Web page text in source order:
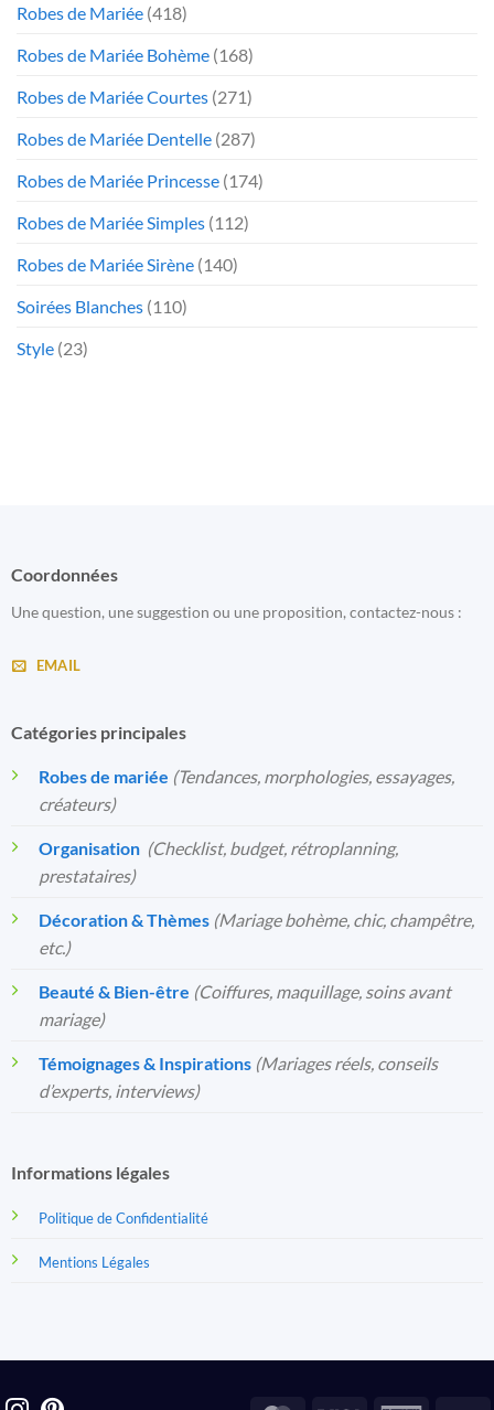
Robes de Mariée (418)
Robes de Mariée Bohème (168)
Robes de Mariée Courtes (271)
Robes de Mariée Dentelle (287)
Robes de Mariée Princesse (174)
Robes de Mariée Simples (112)
Robes de Mariée Sirène (140)
Soirées Blanches (110)
Style (23)
Coordonnées
Une question, une suggestion ou une proposition, contactez-nous :
EMAIL
Catégories principales
Robes de mariée (Tendances, morphologies, essayages,
créateurs)
Organisation️ (Checklist, budget, rétroplanning,
prestataires)
Décoration & Thèmes (Mariage bohème, chic, champêtre,
etc.)
Beauté & Bien-être (Coiffures, maquillage, soins avant
mariage)
Témoignages & Inspirations (Mariages réels, conseils
d’experts, interviews)
Informations légales
Politique de Confidentialité
Mentions Légales